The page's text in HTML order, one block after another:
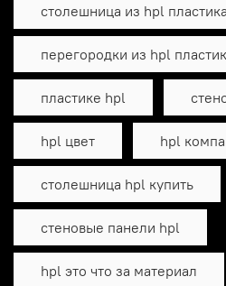
столешница из hpl пластика
перегородки из hpl
пластике hpl
hpl цвет hpl
столешница hpl купить
стеновые панели hpl
hpl это что за материал